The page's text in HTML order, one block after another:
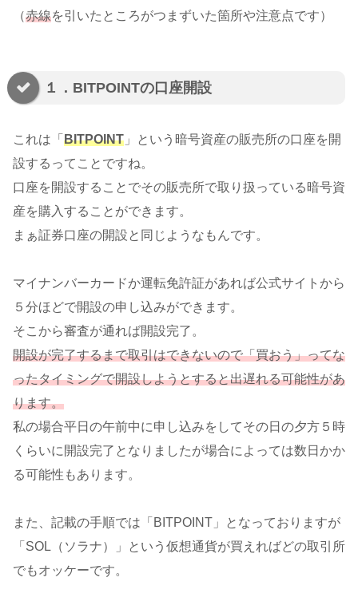
（赤線を引いたところがつまずいた箇所や注意点です）
１．BITPOINTの口座開設
これは「 BITPOINT 」という暗号資産の販売所の口座を開
設するってことですね。
口座を開設することでその販売所で取り扱っている暗号資
産を購入することができます。
まぁ証券口座の開設と同じようなもんです。
マイナンバーカードか運転免許証があれば公式サイトから
５分ほどで開設の申し込みができます。
そこから審査が通れば開設完了。
開設が完了するまで取引はできないので「買おう」ってな
ったタイミングで開設しようとすると出遅れる可能性があ
ります。
私の場合平日の午前中に申し込みをしてその日の夕方５時
くらいに開設完了となりましたが場合によっては数日かか
る可能性もあります。
また、記載の手順では「BITPOINT」となっておりますが
「SOL（ソラナ）」という仮想通貨が買えればどの取引所
でもオッケーです。